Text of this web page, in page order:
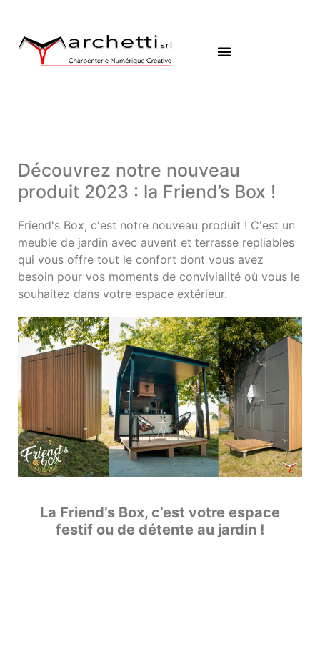
Découvrez notre nouveau
produit 2023 : la Friend’s Box !
Friend's Box, c'est notre nouveau produit ! C'est un
meuble de jardin avec auvent et terrasse repliables
qui vous offre tout le confort dont vous avez
besoin pour vos moments de convivialité où vous le
souhaitez dans votre espace extérieur.
La Friend’s Box, c’est votre espace
festif ou de détente au jardin !